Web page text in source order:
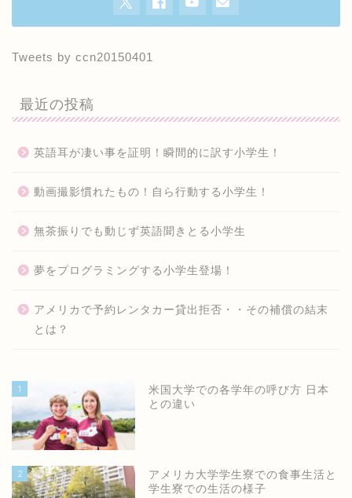
Tweets by ccn20150401
最近の投稿
英語耳が凄い事を証明！瞬間的に訳す小学生！
動画撮影慣れたもの！自ら行動する小学生！
無茶振りでも動じず英語聞きとる小学生
夢をプログラミングする小学生登場！
アメリカで予約レンタカー貸出拒否・・その補償の結末
とは？
1
米国大学での各学年の呼び方 日本
との違い
2
アメリカ大学学生寮での食事生活と
学生寮での生活の様子